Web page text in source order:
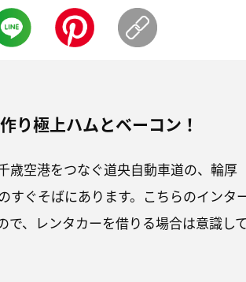
り極上ハムとベーコン！
歳空港をつなぐ道央自動車道の、輪厚
すぐそばにあります。こちらのインタ
で、レンタカーを借りる場合は意識し